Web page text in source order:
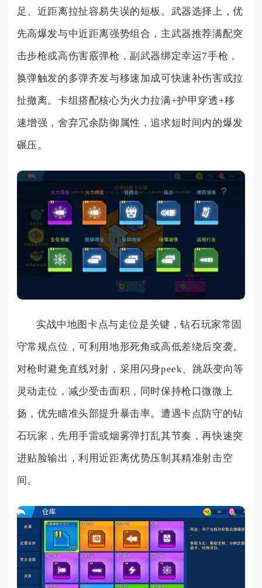
足、近距离拉扯容易失误的短板。武器选择上，优
先高爆发与中近距离强势组合，主武器推荐满配突
击步枪或高伤害霰弹枪，副武器绑定幸运7手枪，
换弹触发的多弹齐发与移速加成可快速补伤害或拉
扯撤离。卡组搭配核心为火力拉满+护甲穿透+移
速增强，舍弃冗余防御属性，追求短时间内的爆发
碾压。
实战中地图卡点与走位是关键，钻石玩家常固
守常规点位，可利用地形死角或高低差绕后突袭。
对枪时避免直线对射，采用闪身peek、跳跃变向等
灵动走位，减少受击面积，同时保持枪口微微上
扬，优先瞄准头部提升暴击率。遭遇卡点防守的钻
石玩家，先用手雷或烟雾弹打乱其节奏，再快速突
进贴脸输出，利用近距离优势压制其精准射击空
间。